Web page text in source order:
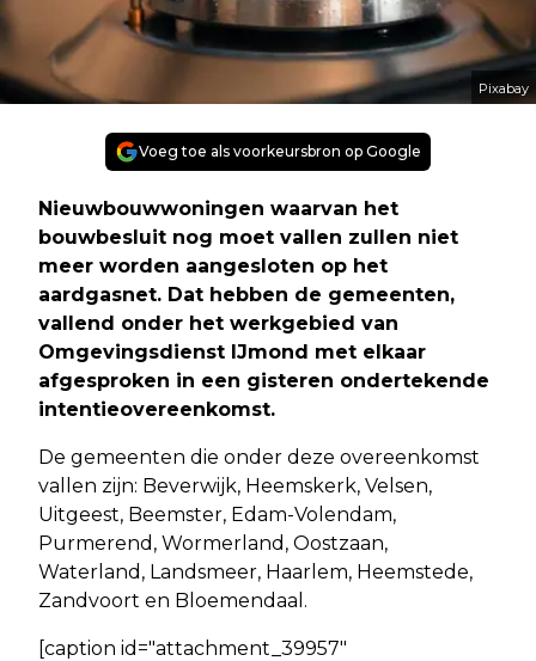
Pixabay
Voeg toe als voorkeursbron op Google
Nieuwbouwwoningen waarvan het
bouwbesluit nog moet vallen zullen niet
meer worden aangesloten op het
aardgasnet. Dat hebben de gemeenten,
vallend onder het werkgebied van
Omgevingsdienst IJmond met elkaar
afgesproken in een gisteren ondertekende
intentieovereenkomst.
De gemeenten die onder deze overeenkomst
vallen zijn: Beverwijk, Heemskerk, Velsen,
Uitgeest, Beemster, Edam-Volendam,
Purmerend, Wormerland, Oostzaan,
Waterland, Landsmeer, Haarlem, Heemstede,
Zandvoort en Bloemendaal.
[caption id="attachment_39957"